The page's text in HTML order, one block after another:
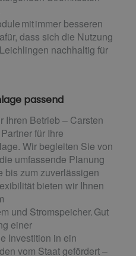
mit immer besseren
dass sich die Nutzung
nachhaltig für
passend
Ihren Betrieb – Carsten
für Ihre
Wir begleiten Sie von
umfassende Planung
bis zum zuverlässigen
bieten wir Ihnen
und Stromspeicher. Gut
einer
Investition in ein
vom Staat gefördert –